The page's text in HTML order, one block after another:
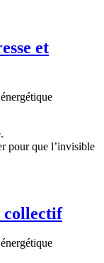
et
pour que l’invisible
collectif